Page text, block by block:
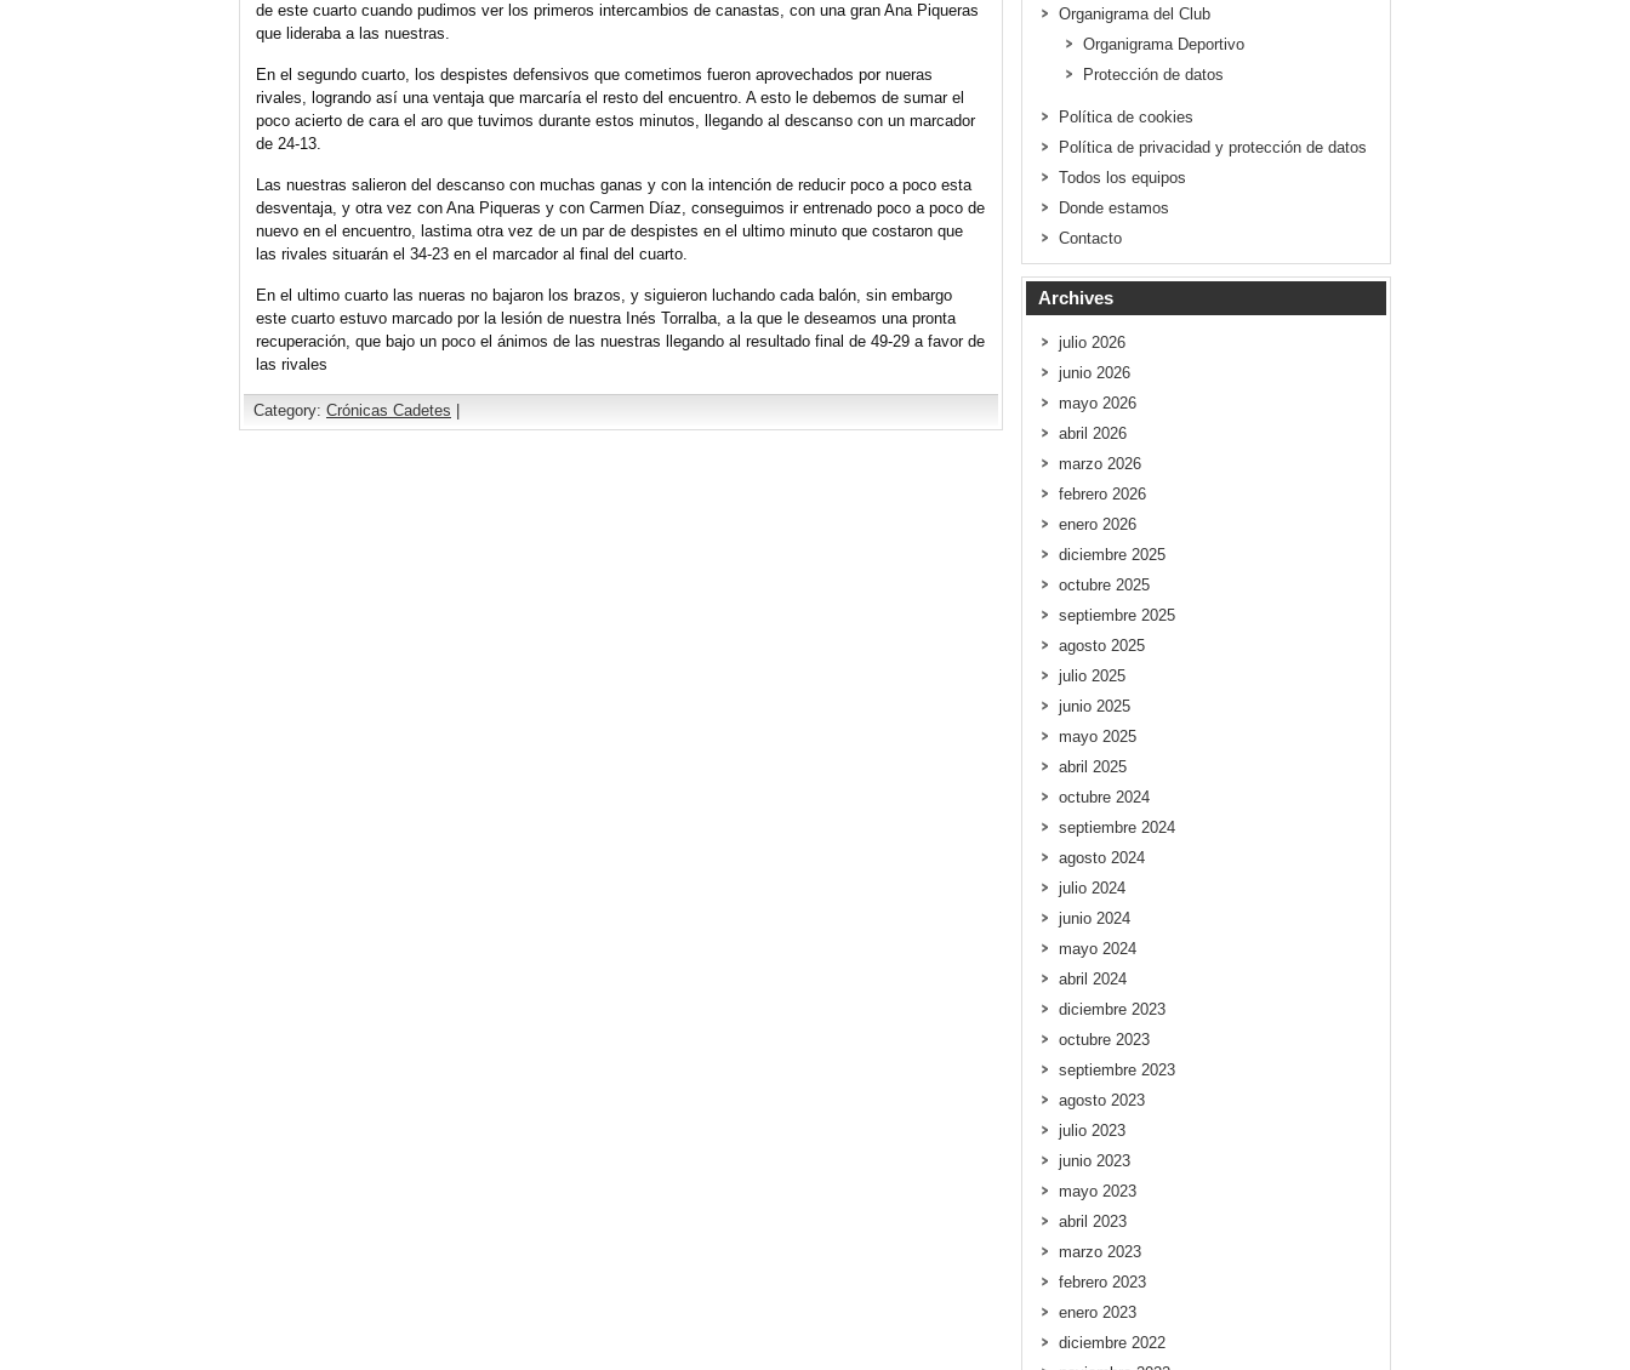
de este cuarto cuando pudimos ver los primeros intercambios de canastas, con una gran Ana Piqueras
que lideraba a las nuestras.
En el segundo cuarto, los despistes defensivos que cometimos fueron aprovechados por nueras
rivales, logrando así una ventaja que marcaría el resto del encuentro. A esto le debemos de sumar el
poco acierto de cara el aro que tuvimos durante estos minutos, llegando al descanso con un marcador
de 24-13.
Las nuestras salieron del descanso con muchas ganas y con la intención de reducir poco a poco esta
desventaja, y otra vez con Ana Piqueras y con Carmen Díaz, conseguimos ir entrenado poco a poco de
nuevo en el encuentro, lastima otra vez de un par de despistes en el ultimo minuto que costaron que
las rivales situarán el 34-23 en el marcador al final del cuarto.
En el ultimo cuarto las nueras no bajaron los brazos, y siguieron luchando cada balón, sin embargo
este cuarto estuvo marcado por la lesión de nuestra Inés Torralba, a la que le deseamos una pronta
recuperación, que bajo un poco el ánimos de las nuestras llegando al resultado final de 49-29 a favor de
las rivales
Category: Crónicas Cadetes
Organigrama del Club
Organigrama Deportivo
Protección de datos
Política de cookies
Política de privacidad y protección de datos
Todos los equipos
Donde estamos
Contacto
Archives
julio 2026
junio 2026
mayo 2026
abril 2026
marzo 2026
febrero 2026
enero 2026
diciembre 2025
octubre 2025
septiembre 2025
agosto 2025
julio 2025
junio 2025
mayo 2025
abril 2025
octubre 2024
septiembre 2024
agosto 2024
julio 2024
junio 2024
mayo 2024
abril 2024
diciembre 2023
octubre 2023
septiembre 2023
agosto 2023
julio 2023
junio 2023
mayo 2023
abril 2023
marzo 2023
febrero 2023
enero 2023
diciembre 2022